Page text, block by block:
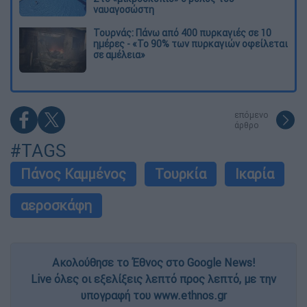
ναυαγοσώστη
Τουρνάς: Πάνω από 400 πυρκαγιές σε 10
ημέρες - «Το 90% των πυρκαγιών οφείλεται
σε αμέλεια»
επόμενο
άρθρο
#TAGS
Πάνος Καμμένος Τουρκία
Ικαρία
αεροσκάφη
Ακολούθησε το Έθνος στο Google News!
Live όλες οι εξελίξεις λεπτό προς λεπτό, με την
υπογραφή του www.ethnos.gr